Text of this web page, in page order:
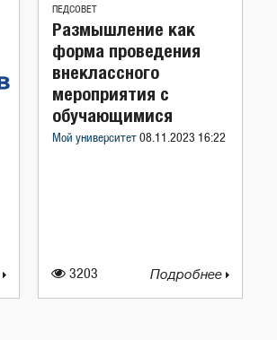
ПЕДСОВЕТ
3203
Размышление как
форма проведения
внеклассного
мероприятия с
обучающимися
Мой университет 08.11.2023 16:22
Подробнее